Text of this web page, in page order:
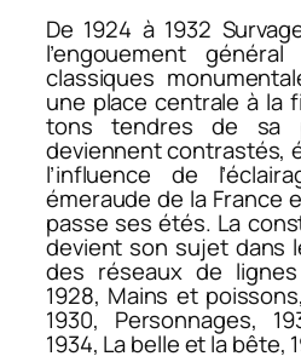
De 1924 à 1932
l’engouement
classiques
une place centrale à la
tons tendres de sa
deviennent contrastés,
l’influence de
émeraude de la France
passe ses étés. La
devient son sujet dans
des réseaux de
1928, Mains et poissons
1930, Personnages,
1934, La belle et la bête,